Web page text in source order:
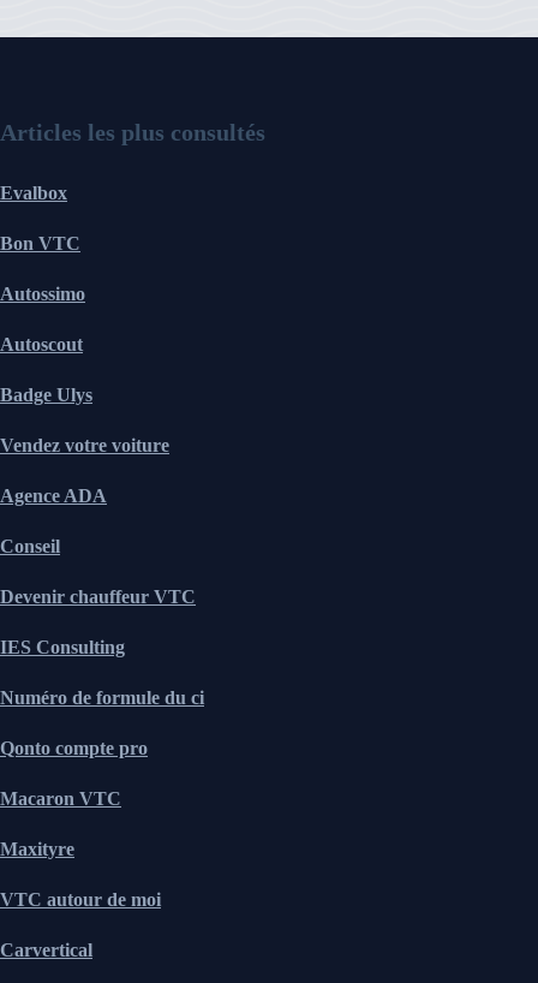
Articles les plus consultés
Evalbox
Bon VTC
Autossimo
Autoscout
Badge Ulys
Vendez votre voiture
Agence ADA
Conseil
Devenir chauffeur VTC
IES Consulting
Numéro de formule du ci
Qonto compte pro
Macaron VTC
Maxityre
VTC autour de moi
Carvertical